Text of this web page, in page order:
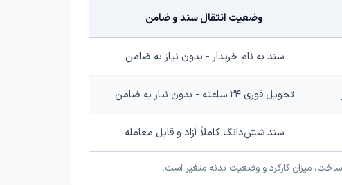
وضعیت انتقال سند و ضامن
سند به نام خریدار - بدون نیاز به ضامن
تحویل فوری ۲۴ ساعته - بدون نیاز به ضامن
سند شش‌دانگ کاملاً آزاد و قابل معامله